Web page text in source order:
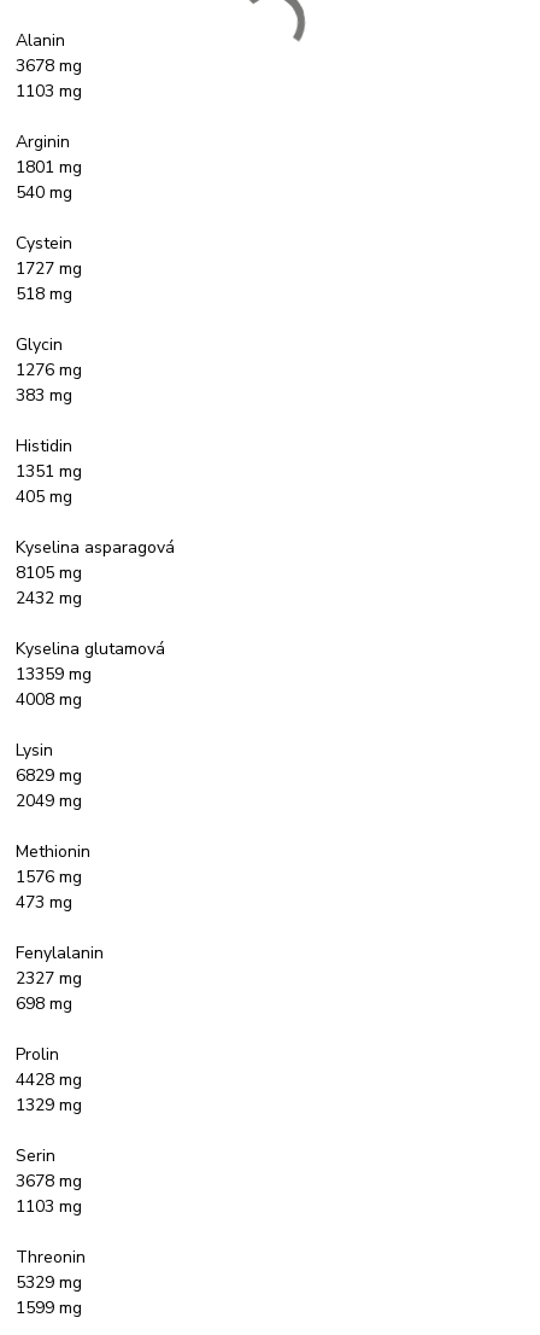
Alanin
3678 mg
1103 mg
Arginin
1801 mg
540 mg
Cystein
1727 mg
518 mg
Glycin
1276 mg
383 mg
Histidin
1351 mg
405 mg
Kyselina asparagová
8105 mg
2432 mg
Kyselina glutamová
13359 mg
4008 mg
Lysin
6829 mg
2049 mg
Methionin
1576 mg
473 mg
Fenylalanin
2327 mg
698 mg
Prolin
4428 mg
1329 mg
Serin
3678 mg
1103 mg
Threonin
5329 mg
1599 mg